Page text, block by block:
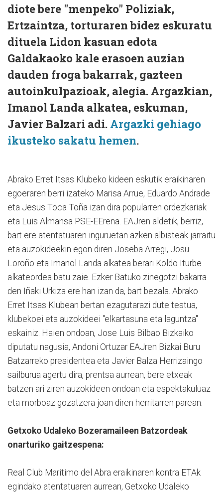
diote bere "menpeko" Poliziak,
Ertzaintza, torturaren bidez eskuratu
dituela Lidon kasuan edota
Galdakaoko kale erasoen auzian
dauden froga bakarrak, gazteen
autoinkulpazioak, alegia. Argazkian,
Imanol Landa alkatea, eskuman,
Javier Balzari adi. Argazki gehiago
ikusteko sakatu hemen.
Abrako Erret Itsas Klubeko kideen eskutik eraikinaren
egoeraren berri izateko Marisa Arrue, Eduardo Andrade
eta Jesus Toca Toña izan dira popularren ordezkariak
eta Luis Almansa PSE-EErena. EAJren aldetik, berriz,
bart ere atentatuaren inguruetan azken albisteak jarraitu
eta auzokideekin egon diren Joseba Arregi, Josu
Loroño eta Imanol Landa alkatea berari Koldo Iturbe
alkateordea batu zaie. Ezker Batuko zinegotzi bakarra
den Iñaki Urkiza ere han izan da, bart bezala. Abrako
Erret Itsas Klubean bertan ezagutarazi dute testua,
klubekoei eta auzokideei "elkartasuna eta laguntza"
eskainiz. Haien ondoan, Jose Luis Bilbao Bizkaiko
diputatu nagusia, Andoni Ortuzar EAJren Bizkai Buru
Batzarreko presidentea eta Javier Balza Herrizaingo
sailburua agertu dira, prentsa aurrean, bere etxeak
batzen ari ziren auzokideen ondoan eta espektakuluaz
eta morboaz gozatzera joan diren herritarren parean.
Getxoko Udaleko Bozeramaileen Batzordeak
onarturiko gaitzespena:
Real Club Maritimo del Abra eraikinaren kontra ETAk
egindako atentatuaren aurrean, Getxoko Udaleko